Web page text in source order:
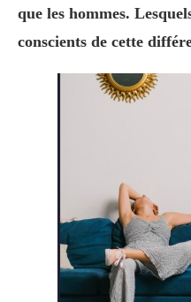
que les hommes.
conscients de cette